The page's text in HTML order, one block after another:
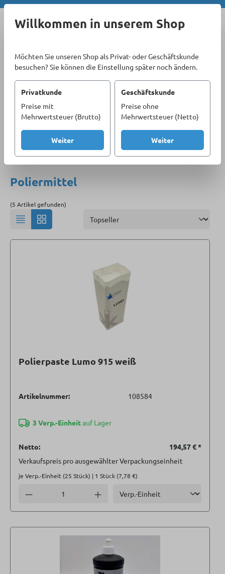
Zum Hauptinhalt springen
Willkommen in unserem Shop
Möchten Sie unseren Shop als Privat- oder Geschäftskunde
besuchen? Sie können die Einstellung später noch ändern.
Privatkunde
Preise mit
Mehrwertsteuer (Brutto)
Weiter
Geschäftskunde
Preise ohne
Mehrwertsteuer (Netto)
Weiter
Sortiment Materialbearbeitung
Polieren
Poliermittel
Poliermittel
(5 Artikel gefunden)
Polierpaste Lumo 915 weiß
Artikelnummer: 108584
3 Verp.-Einheitauf Lager
Netto: 194,57 €*
Verkaufspreis pro ausgewählter Verpackungseinheit
je Verp.-Einheit (25 Stück) | 1 Stück (7,78 €)
Anzahl verringern Anzahl erhöhen